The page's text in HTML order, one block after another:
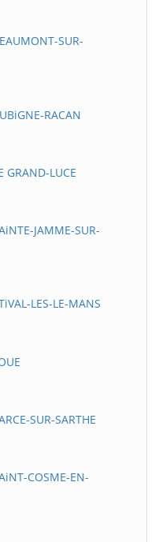
SUR-
RACAN
LUCE
JAMME-SUR-
LES-LE-MANS
SUR-SARTHE
COSME-EN-